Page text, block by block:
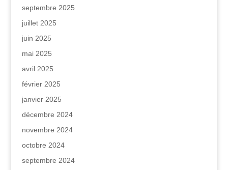
septembre 2025
juillet 2025
juin 2025
mai 2025
avril 2025
février 2025
janvier 2025
décembre 2024
novembre 2024
octobre 2024
septembre 2024